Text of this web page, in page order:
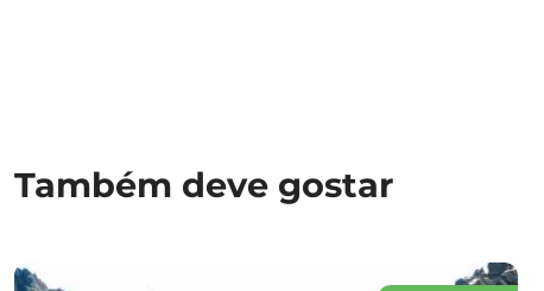
Também deve gostar